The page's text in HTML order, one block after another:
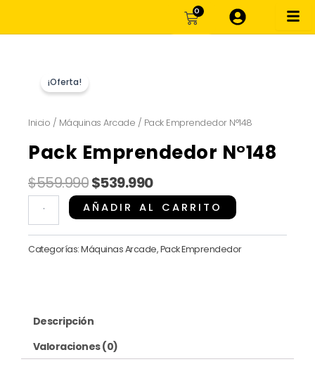
0CARRITO
¡Oferta!
Inicio / Máquinas Arcade / Pack Emprendedor N°148
Pack Emprendedor N°148
$559.990El
precio
original
era:
$559.990.
$539.990El
precio
actual
es:
$539.990.
Pack
Emprendedor
N°148
AÑADIR AL CARRITO
Categorías:Máquinas Arcade,Pack Emprendedor
Descripción
Valoraciones (0)